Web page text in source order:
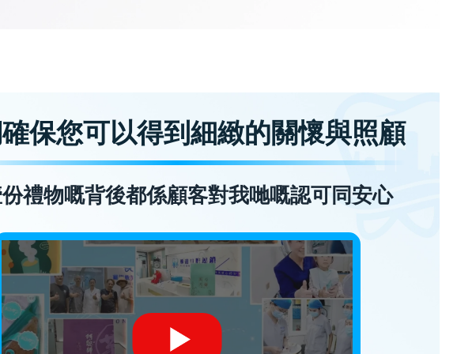
保您可以得到細緻的關懷與照顧
禮物嘅背後都係顧客對我哋嘅認可同安心